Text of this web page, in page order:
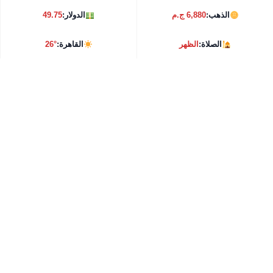
الذهب:6,880 ج.م الدولار:49.75
الصلاة:الظهر القاهرة:26°